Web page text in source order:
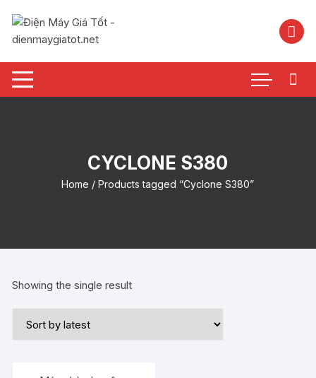
nội
CYCLONE S380
Home / Products tagged “Cyclone S380”
Showing the single result